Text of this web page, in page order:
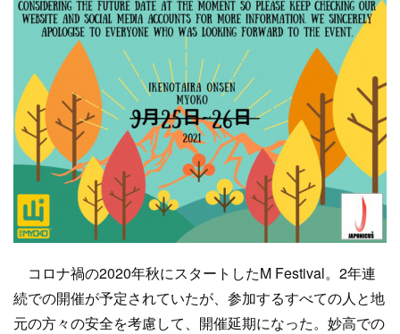
コロナ禍の2020年秋にスタートしたM Festival。2年連
続での開催が予定されていたが、参加するすべての人と地
元の方々の安全を考慮して、開催延期になった。妙高での